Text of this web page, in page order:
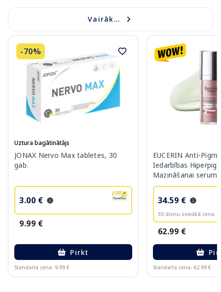
Vairāk...
-70%
Uztura bagātinātājs
JONAX Nervo Max tabletes, 30
gab.
3.00 €
9.99 €
Pirkt
Standarta cena: 9.99 €
EUCERIN Anti-
Iedarbības
Mazināšanai
34.59 €
30 dienu zemākā cena:
62.99 €
Standarta cena: 62.99 €